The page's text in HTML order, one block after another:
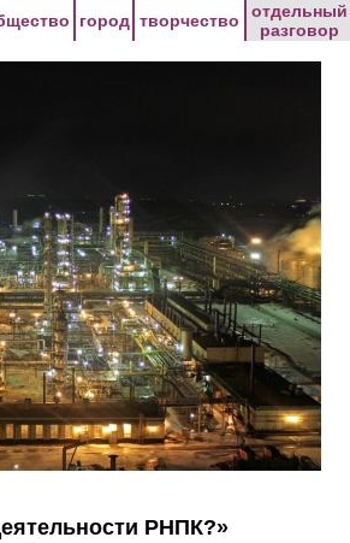
город творчество
отдельный
разговор
РНПК?»